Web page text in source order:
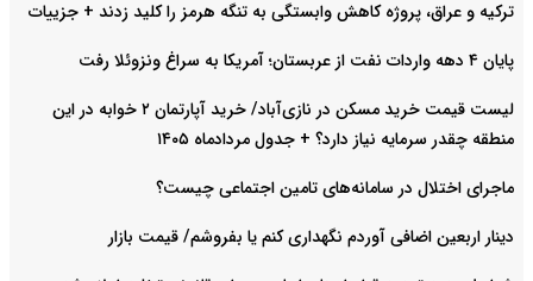
ترکیه و عراق، پروژه کاهش وابستگی به تنگه هرمز را کلید زدند + جزییات
پایان ۴ دهه واردات نفت از عربستان؛ آمریکا به سراغ ونزوئلا رفت
لیست قیمت خرید مسکن در نازی‌آباد/ خرید آپارتمان ۲ خوابه در این
منطقه چقدر سرمایه نیاز دارد؟ + جدول مردادماه ۱۴۰۵
ماجرای اختلال در سامانه‌های تامین اجتماعی چیست؟
دینار اربعین اضافی آوردم نگهداری کنم یا بفروشم/ قیمت بازار